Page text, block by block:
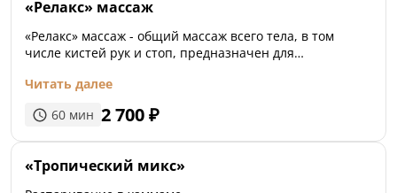
«Релакс» массаж
«Релакс» массаж - общий массаж всего тела, в том
числе кистей рук и стоп, предназначен для
возбудимости и создания положительных эмоций.
отдых каждой клетке и доставляет приятные
тактильные ощущения.
Читать далее
60 мин 2 700₽
«Тропический микс»